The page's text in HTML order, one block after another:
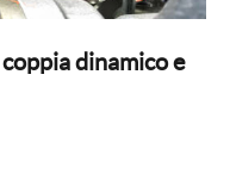
dinamico e